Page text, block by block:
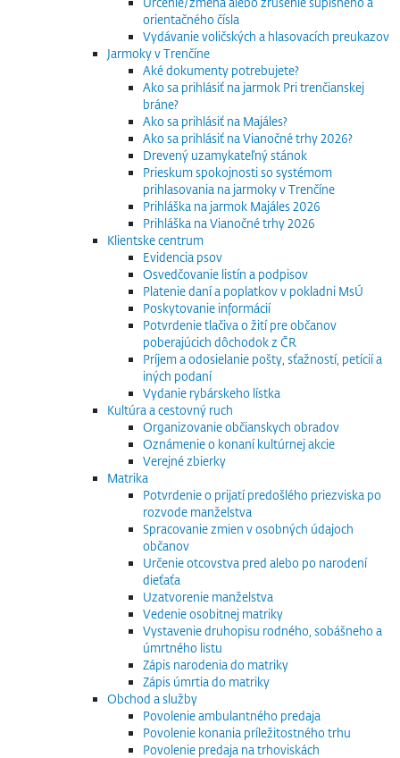
orientačného čísla
Vydávanie voličských a hlasovacích preukazov
Jarmoky v Trenčíne
Aké dokumenty potrebujete?
Ako sa prihlásiť na jarmok Pri trenčianskej
bráne?
Ako sa prihlásiť na Majáles?
Ako sa prihlásiť na Vianočné trhy 2026?
Drevený uzamykateľný stánok
Prieskum spokojnosti so systémom
prihlasovania na jarmoky v Trenčíne
Prihláška na jarmok Majáles 2026
Prihláška na Vianočné trhy 2026
Klientske centrum
Evidencia psov
Osvedčovanie listín a podpisov
Platenie daní a poplatkov v pokladni MsÚ
Poskytovanie informácií
Potvrdenie tlačiva o žití pre občanov
poberajúcich dôchodok z ČR
Príjem a odosielanie pošty, sťažností, petícií a
iných podaní
Vydanie rybárskeho lístka
Kultúra a cestovný ruch
Organizovanie občianskych obradov
Oznámenie o konaní kultúrnej akcie
Verejné zbierky
Matrika
Potvrdenie o prijatí predošlého priezviska po
rozvode manželstva
Spracovanie zmien v osobných údajoch
občanov
Určenie otcovstva pred alebo po narodení
dieťaťa
Uzatvorenie manželstva
Vedenie osobitnej matriky
Vystavenie druhopisu rodného, sobášneho a
úmrtného listu
Zápis narodenia do matriky
Zápis úmrtia do matriky
Obchod a služby
Povolenie ambulantného predaja
Povolenie konania príležitostného trhu
Povolenie predaja na trhoviskách